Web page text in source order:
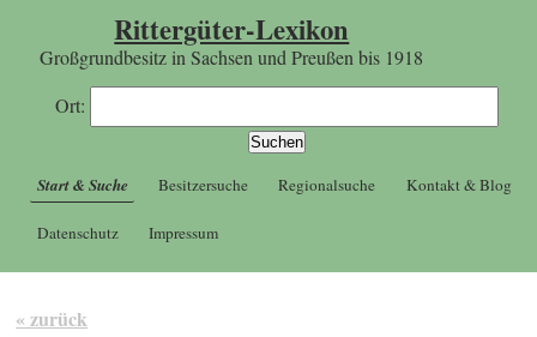
Rittergüter-Lexikon
Großgrundbesitz in Sachsen und Preußen bis 1918
Ort:
Start & Suche Besitzersuche Regionalsuche Kontakt & Blog
Datenschutz Impressum
« zurück